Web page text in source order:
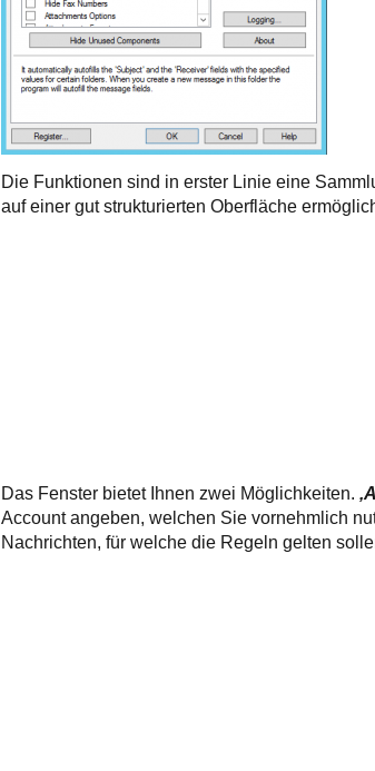
Die Funktionen sind in erster Linie eine
auf einer gut strukturierten Oberfläche
Das Fenster bietet Ihnen zwei Möglichkeiten.
Account angeben, welchen Sie vornehmlich
Nachrichten, für welche die Regeln gelten